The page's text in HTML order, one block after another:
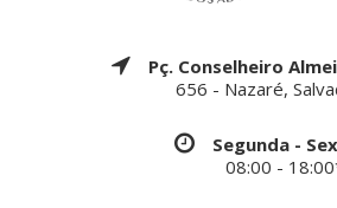
Pç. Conselheiro
656 - Nazaré,
Segunda -
08:00 -